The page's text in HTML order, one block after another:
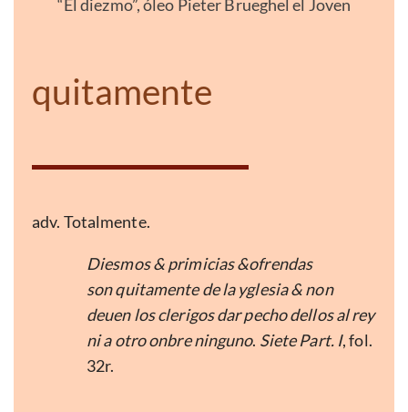
“El diezmo”, óleo Pieter Brueghel el Joven
quitamente
adv. Totalmente.
Diesmos & primicias &ofrendas
son quitamente de la yglesia & non
deuen los clerigos dar pecho dellos al rey
ni a otro onbre ninguno. Siete Part. I, fol.
32r.